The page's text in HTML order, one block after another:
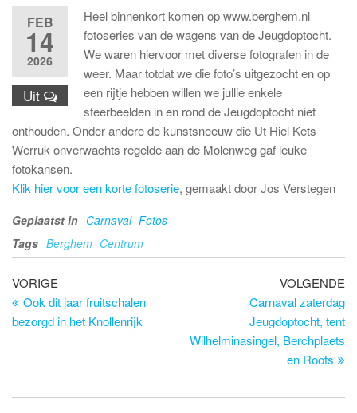
FEB
14
2026
Uit
Heel binnenkort komen op www.berghem.nl
fotoseries van de wagens van de Jeugdoptocht.
We waren hiervoor met diverse fotografen in de
weer. Maar totdat we die foto’s uitgezocht en op
een rijtje hebben willen we jullie enkele
sfeerbeelden in en rond de Jeugdoptocht niet
onthouden. Onder andere de kunstsneeuw die Ut Hiel Kets
Werruk onverwachts regelde aan de Molenweg gaf leuke
fotokansen.
Klik hier voor een korte fotoserie, gemaakt door Jos Verstegen
Geplaatst in Carnaval Fotos
Tags Berghem Centrum
Bericht
navigatie
Vorig
bericht
VORIGE
Ook dit jaar fruitschalen
bezorgd in het Knollenrijk
VOLGENDE
Carnaval zaterdag
Jeugdoptocht, tent
Wilhelminasingel, Berchplaets
en Roots